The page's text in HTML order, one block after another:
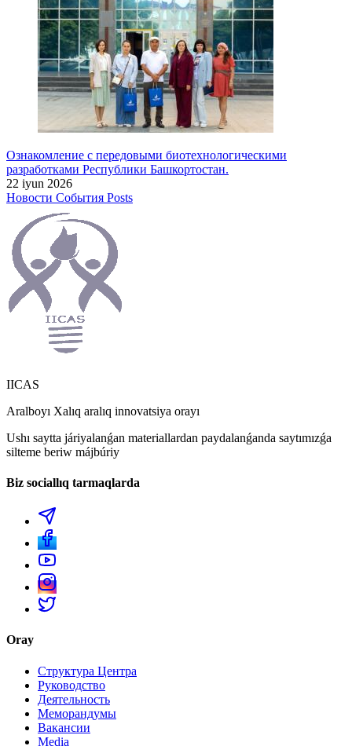
Ознакомление с передовыми биотехнологическими
разработками Республики Башкортостан.
22 iyun 2026
Новости События Posts
IICAS
Aralboyı Xalıq aralıq innovatsiya orayı
Ushı saytta járiyalanǵan materiallardan paydalanǵanda saytımızǵa
silteme beriw májbúriy
Biz sociallıq tarmaqlarda
Oray
Структура Центра
Руководство
Деятельность
Меморандумы
Вакансии
Media